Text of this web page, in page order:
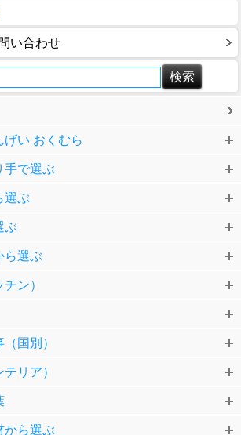
い合わせ
い おくむら
手で選ぶ
選ぶ
ぶ
ら選ぶ
ン）
国別）
リア）
から選ぶ